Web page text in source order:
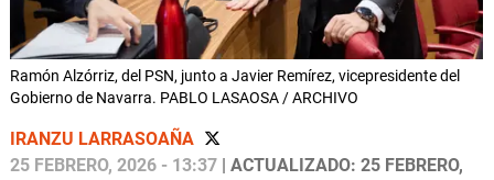
Ramón Alzórriz, del PSN, junto a Javier Remírez, vicepresidente del
Gobierno de Navarra. PABLO LASAOSA / ARCHIVO
IRANZU LARRASOAÑA
25 FEBRERO, 2026 - 13:37 | ACTUALIZADO: 25 FEBRERO,